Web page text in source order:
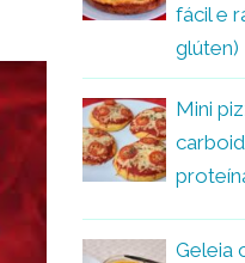
fácil e
glúten)
Mini
Geleia